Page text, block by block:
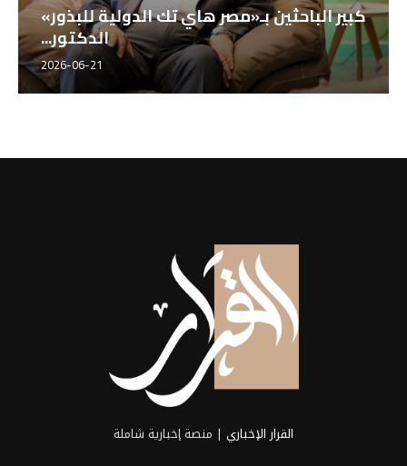
كبير الباحثين بـ«مصر هاي تك الدولية للبذور»
الدكتور...
2026-06-21
القرار الإخباري | منصة إخبارية شاملة